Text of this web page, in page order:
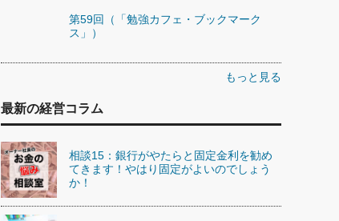
第59回（「勉強カフェ・ブックマーク
ス」）
もっと見る
最新の経営コラム
相談15：銀行がやたらと固定金利を勧め
てきます！やはり固定がよいのでしょう
か！